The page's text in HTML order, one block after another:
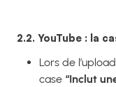
2.2. YouTube : la
Lors de
case “Inclut